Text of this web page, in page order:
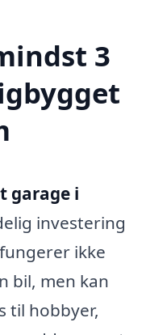
3
garage i
investering
ikke
bil, men kan
til hobbyer,